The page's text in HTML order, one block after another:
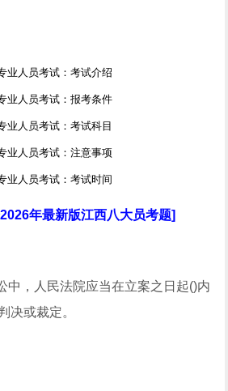
业人员考试：考试介绍
业人员考试：报考条件
业人员考试：考试科目
业人员考试：注意事项
业人员考试：考试时间
年最新版江西八大员考题]
中，人民法院应当在立案之日起()内
决或裁定。